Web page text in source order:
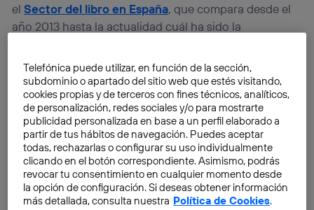
elSector del libro en España, que compara desde el
año 2013 hasta la actualidad cuál ha sido la
que se publican en España, 22 son ya en formato
digital y 75 en papel. Por cada 100 euros facturados,
3,70 proceden del formato digital, y 5,40 del
formato de bolsillo. Las categorías más demandas en
digital son Tiempo libre, libros de Texto y Ciencias
Sociales y Humanidades. Pero sin duda uno de los
datos más relevantes de este informe, sobre todo para
los más románticos, es queEspaña dispone a día de
hoy de una de las redes de librerías independientes
Telefónica puede utilizar, en función de la sección,
subdominio o apartado del sitio web que estés visitando,
cookies propias y de terceros con fines técnicos, analíticos,
de personalización, redes sociales y/o para mostrarte
publicidad personalizada en base a un perfil elaborado a
partir de tus hábitos de navegación. Puedes aceptar
todas, rechazarlas o configurar su uso individualmente
clicando en el botón correspondiente. Asimismo, podrás
revocar tu consentimiento en cualquier momento desde
la opción de configuración. Si deseas obtener información
más detallada, consulta nuestra Política de Cookies.